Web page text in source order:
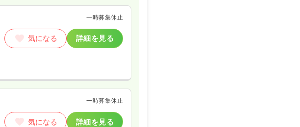
一時募集休止
気になる 詳細を見る
一時募集休止
気になる 詳細を見る